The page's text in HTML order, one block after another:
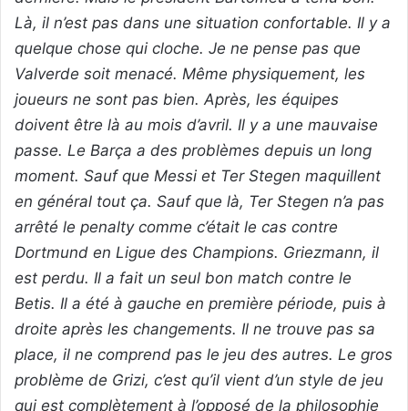
Là, il n’est pas dans une situation confortable. Il y a
quelque chose qui cloche. Je ne pense pas que
Valverde soit menacé. Même physiquement, les
joueurs ne sont pas bien. Après, les équipes
doivent être là au mois d’avril. Il y a une mauvaise
passe. Le Barça a des problèmes depuis un long
moment. Sauf que Messi et Ter Stegen maquillent
en général tout ça. Sauf que là, Ter Stegen n’a pas
arrêté le penalty comme c’était le cas contre
Dortmund en Ligue des Champions. Griezmann, il
est perdu. Il a fait un seul bon match contre le
Betis. Il a été à gauche en première période, puis à
droite après les changements. Il ne trouve pas sa
place, il ne comprend pas le jeu des autres. Le gros
problème de Grizi, c’est qu’il vient d’un style de jeu
qui est complètement à l’opposé de la philosophie